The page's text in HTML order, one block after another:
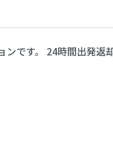
です。 24時間出発返